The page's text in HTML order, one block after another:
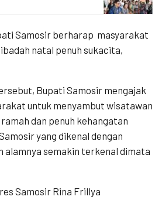
Samosir berharap masyarakat
natal penuh sukacita,
Bupati Samosir mengajak
untuk menyambut wisatawan
dan penuh kehangatan
yang dikenal dengan
alamnya semakin terkenal dimata
Samosir Rina Frillya